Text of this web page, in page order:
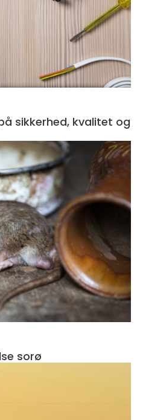
sikkerhed, kvalitet og
sorø